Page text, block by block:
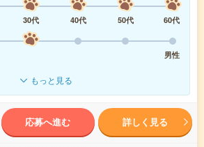
30代 40代 50代
60代
男性
もっと見る
応募へ進む 詳しく見る